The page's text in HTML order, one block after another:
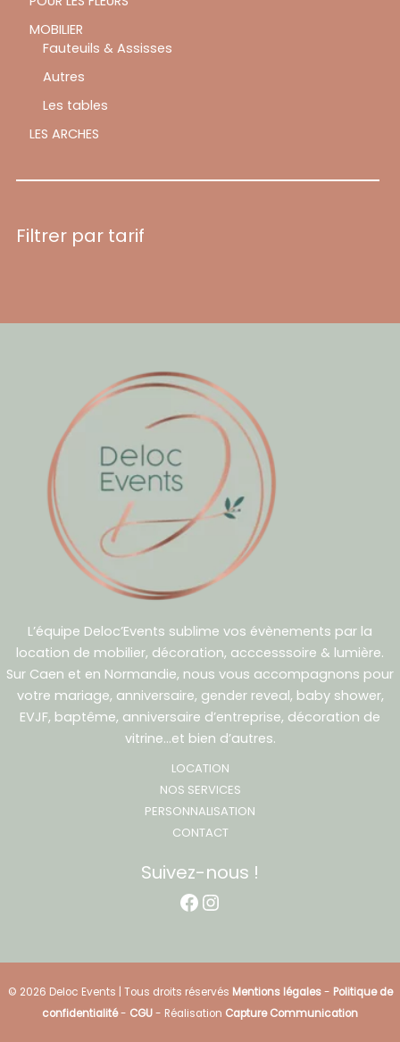
MOBILIER
Fauteuils & Assisses
Autres
Les tables
LES ARCHES
Filtrer par tarif
L’équipe Deloc’Events sublime vos évènements par la
location de mobilier, décoration, acccesssoire & lumière.
Sur Caen et en Normandie, nous vous accompagnons pour
votre mariage, anniversaire, gender reveal, baby shower,
EVJF, baptême, anniversaire d’entreprise, décoration de
vitrine…et bien d’autres.
LOCATION
NOS SERVICES
PERSONNALISATION
CONTACT
Suivez-nous !
Facebook
Instagram
© 2026 Deloc Events | Tous droits réservés Mentions légales- Politique de
confidentialité- CGU- Réalisation Capture Communication